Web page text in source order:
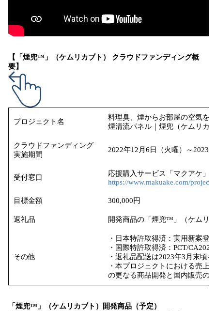
【「煙兜™」（ケムリカブト） クラウドファンディング概
要】
プロジェクト名
料理臭、煙からお部屋の空気を
煙清流パネル｜煙兜（ケムリカ
クラウドファンディング
実施期間
2022年12月6日（火曜）～2023
受付窓口
応援購入サービス「マクアケ」
https://www.makuake.com/project/
目標金額 300,000円
返礼品 開発商品の「煙兜™」（ケムリ
その他
・日本特許取得済：実用新案登
・国際特許取得済：PCT/
・返礼品配送は2023年3月末頃
・本プロジェクトにおける売上
の更なる商品開発と国内販売の
「煙兜™」（ケムリカブト）開発商品（予定）